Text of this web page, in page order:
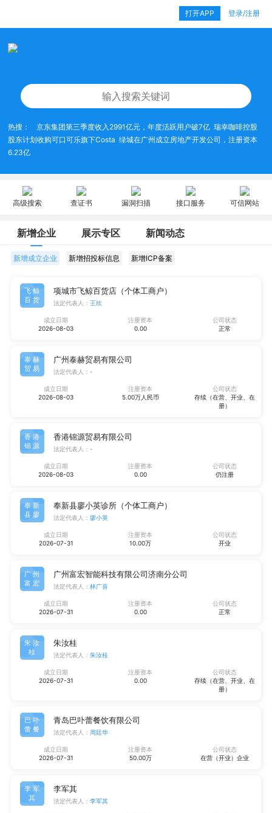
打开APP 登录/注册
热搜： 京东集团第三季度收入2991亿元，年度活跃用户破7亿 瑞幸咖啡控股
股东计划收购可口可乐旗下Costa 绿城在广州成立房地产开发公司，注册资本
6.23亿
高级搜索 查证书 漏洞扫描 接口服务 可信网站
新增企业 展示专区 新闻动态
新增成立企业 新增招投标信息 新增ICP备案
飞鲸
百货
项城市飞鲸百货店（个体工商户）
法定代表人： 王欣
成立日期
2026-08-03
注册资本
0.00
公司状态
正常
泰赫
贸易
广州泰赫贸易有限公司
法定代表人： -
成立日期
2026-08-03
注册资本
5.00万人民币
公司状态
存续（在营、开业、在
册）
香港
锦源
香港锦源贸易有限公司
法定代表人： -
成立日期
2026-08-03
注册资本
0.00
公司状态
仍注册
奉新
县廖
奉新县廖小英诊所（个体工商户）
法定代表人： 廖小英
成立日期
2026-07-31
注册资本
10.00万
公司状态
开业
广州
富宏
广州富宏智能科技有限公司济南分公司
法定代表人： 林广喜
成立日期
2026-07-31
注册资本
0.00
公司状态
正常
朱汝
桂
朱汝桂
法定代表人： 朱汝桂
成立日期
2026-07-31
注册资本
0.00
公司状态
存续（在营、开业、在
册）
巴卟
蕾餐
青岛巴卟蕾餐饮有限公司
法定代表人： 周廷华
成立日期
2026-07-31
注册资本
50.00万
公司状态
在营（开业）企业
李军
其
李军其
法定代表人： 李军其